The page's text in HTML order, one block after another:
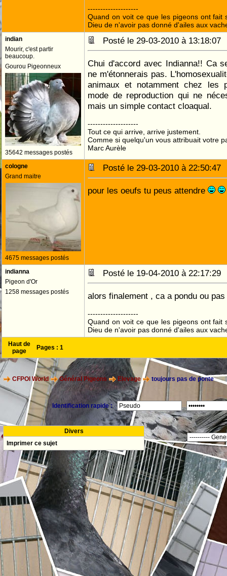
--------------------
Quand on voit ce que les pigeons ont fait
Dieu de n'avoir pas donné d'ailes aux
indian
Mourir, c'est partir
beaucoup.
Gourou Pigeonneux
35642 messages postés
Posté le 29-03-2010 à
Chui d'accord avec Indianna!! Ca
ne m'étonnerais pas.
animaux et notamment chez les
mode de reproduction qui ne
mais un simple contact cloaqual.
--------------------
Tout ce qui arrive, arrive justement.
Comme si quelqu'un vous attribuait votre
Marc Aurèle
cologne
Grand maitre
4675 messages postés
Posté le 29-03-2010 à
pour les oeufs tu peus attendre
indianna
Pigeon d'Or
1258 messages postés
Posté le 19-04-2010 à
alors finalement , ca a pondu ou
--------------------
Quand on voit ce que les pigeons ont fait
Dieu de n'avoir pas donné d'ailes aux
Haut de
page
Pages : 1
CFPOI World Général Pigeons Elevage toujours pas de ponte
Identification rapide :
Divers
Imprimer ce sujet